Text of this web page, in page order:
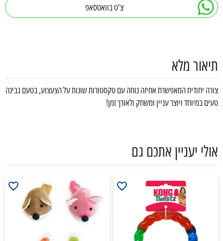
צ'ט בוואטסאפ
תיאור מלא
צורה יחודית המאפשרת אחיזה נוחה עם טקסטורות שונות על הצעצוע, בטעם גבינה
טעים במיוחד ויוצר עניין ומשחק ולאורך זמן!
אולי יעניין אתכם גם